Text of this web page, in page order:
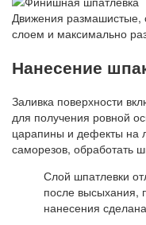
Движения размашистые,
слоем и максимально
Нанесение
Заливка поверхности
для получения ровной
царапины и дефекты на
саморезов, обработать
Слой шпатлевки
после высыхания,
нанесения